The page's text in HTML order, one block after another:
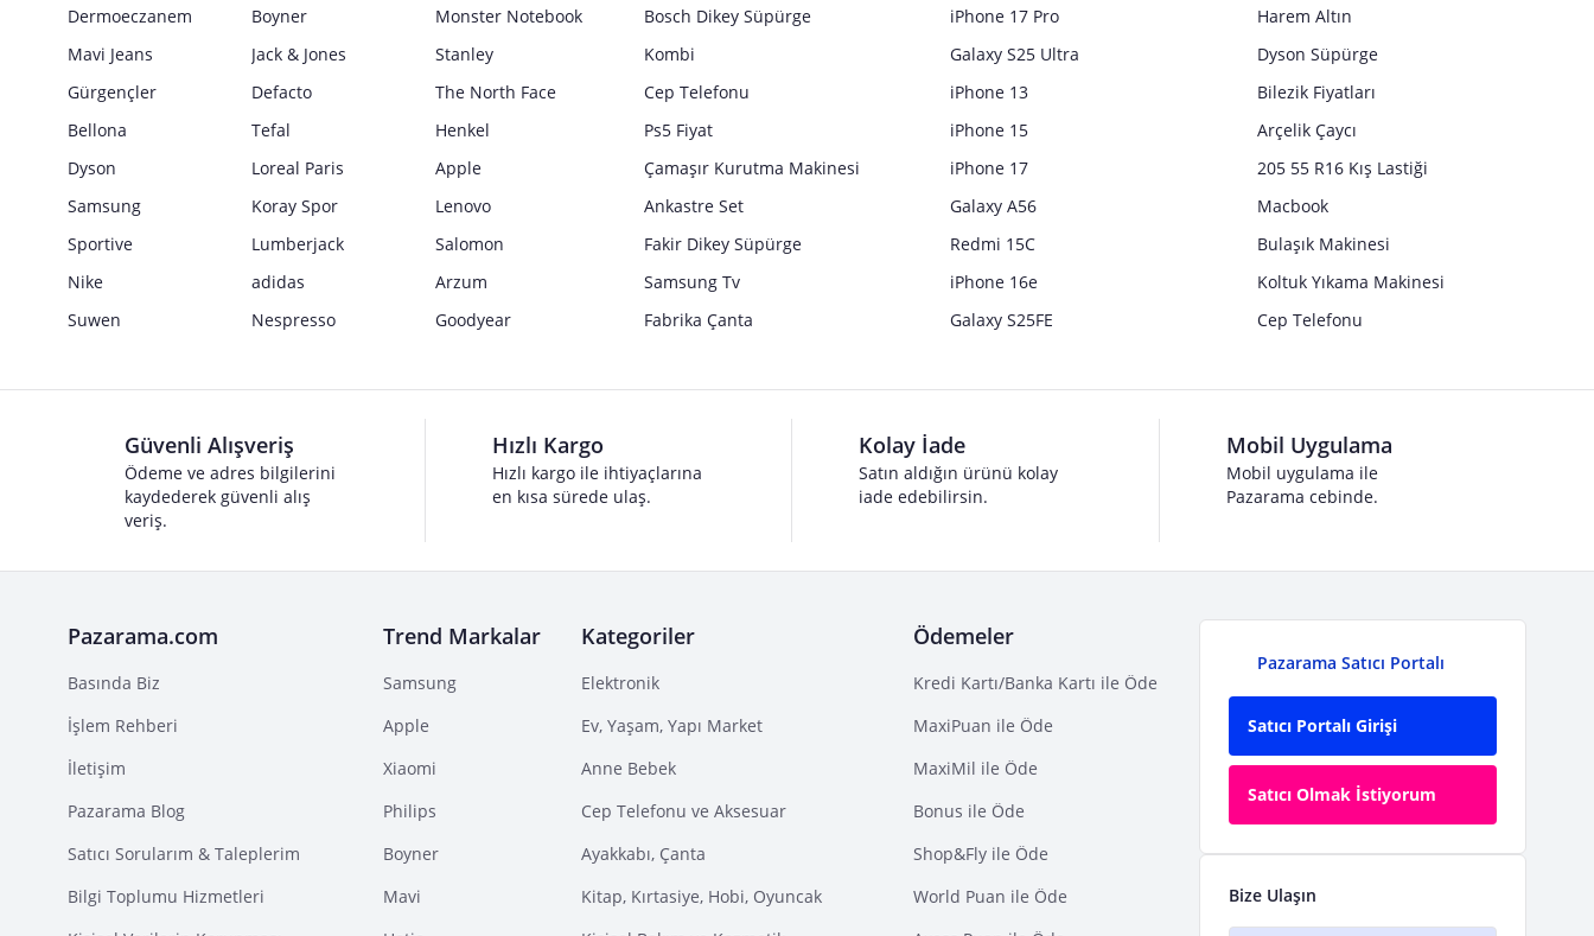
Dermoeczanem
Boyner
Monster Notebook
Mavi Jeans
Jack & Jones
Stanley
Gürgençler
Defacto
The North Face
Bellona
Tefal
Henkel
Dyson
Loreal Paris
Apple
Samsung
Koray Spor
Lenovo
Sportive
Lumberjack
Salomon
Nike
adidas
Arzum
Suwen
Nespresso Goodyear
Bosch Dikey Süpürge
Kombi
Cep Telefonu
Ps5 Fiyat
Çamaşır Kurutma Makinesi
Ankastre Set
Fakir Dikey Süpürge
Samsung Tv
Fabrika Çanta
iPhone 17 Pro
Galaxy S25 Ultra
iPhone 13
iPhone 15
iPhone 17
Galaxy A56
Redmi 15C
iPhone 16e
Galaxy S25FE
Harem Altın
Dyson Süpürge
Bilezik Fiyatları
Arçelik Çaycı
205 55 R16 Kış Lastiği
Macbook
Bulaşık Makinesi
Koltuk Yıkama Makinesi
Cep Telefonu
Güvenli Alışveriş
Ödeme ve adres bilgilerini
kaydederek güvenli alış
veriş.
Hızlı Kargo
Hızlı kargo ile ihtiyaçlarına
en kısa sürede ulaş.
Kolay İade
Satın aldığın ürünü kolay
iade edebilirsin.
Mobil Uygulama
Mobil uygulama ile
Pazarama cebinde.
Pazarama.com
Basında Biz
İşlem Rehberi
İletişim
Pazarama Blog
Satıcı Sorularım & Taleplerim
Bilgi Toplumu Hizmetleri
Trend Markalar
Samsung
Apple
Xiaomi
Philips
Boyner
Mavi
Kategoriler
Elektronik
Ev, Yaşam, Yapı Market
Anne Bebek
Cep Telefonu ve Aksesuar
Ayakkabı, Çanta
Kitap, Kırtasiye, Hobi, Oyuncak
Ödemeler
Kredi Kartı/Banka Kartı ile Öde
MaxiPuan ile Öde
MaxiMil ile Öde
Bonus ile Öde
Shop&Fly ile Öde
World Puan ile Öde
Pazarama Satıcı Portalı
Satıcı Portalı Girişi
Satıcı Olmak İstiyorum
Bize Ulaşın